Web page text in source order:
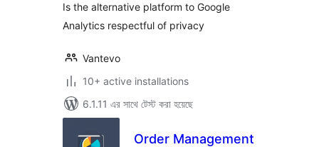
Is the alternative platform to Google
Analytics respectful of privacy
Vantevo
10+ active installations
6.1.11 এর সাথে টেস্ট করা হয়েছে
Order Management